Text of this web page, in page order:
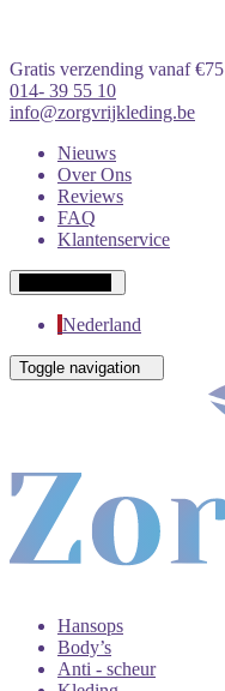
Gratis verzending vanaf €75
014- 39 55 10
info@zorgvrijkleding.be
Nieuws
Over Ons
Reviews
FAQ
Klantenservice
Nederland
Toggle navigation
Hansops
Body’s
Anti - scheur